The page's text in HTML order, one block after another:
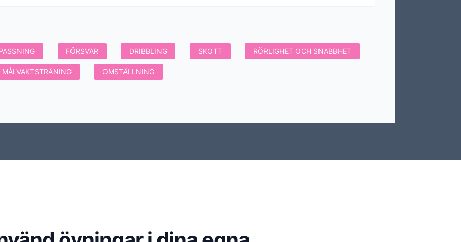
FÖRSVAR DRIBBLING SKOTT RÖRLIGHET OCH SNABBHET
MÅLVAKTSTRÄNING OMSTÄLLNING